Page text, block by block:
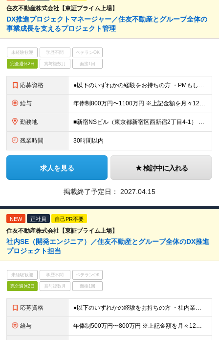
住友不動産株式会社【東証プライム上場】
DX推進プロジェクトマネージャー／住友不動産とグループ全体の
事業成⻑を⽀えるプロジェクト管理
未経験歓迎 学歴不問 ベテランOK
完全週休2日 賞与複数月 面接1回
応募資格 ●以下のいずれかの経験をお持ちの方 ・PMもしくはPLの経験 ・データベースを⽤いたシステムの設計、開発 ・基幹業務システムの設計、開発、運⽤経験 ≪開発環境≫ ●C#、VB.NET、ASP.NET
給与 年俸制800万円〜1100万円 ※上記金額を月々12分割支給 ※前職年収、経験、実績を幅広く考慮して決定します。 ※上記年俸には固定残業代（月額約40時間分／15万8千円～）が含まれます。残業がない場
勤務地 ■新宿NSビル（東京都新宿区西新宿2丁目4-1） ※(変更の範囲)当社の管轄する全ての事業所の範囲において、勤務地の変更を命ずることがあります（転居を伴うものを含む。ただし配属先のDX推進部は東京に
残業時間 30時間以内
求人を見る 検討中に入れる
掲載終了予定日： 2027.04.15
NEW 正社員 自己PR不要
住友不動産株式会社【東証プライム上場】
社内SE（開発エンジニア）／住友不動産とグループ全体のDX推進
プロジェクト担当
未経験歓迎 学歴不問 ベテランOK
完全週休2日 賞与複数月 面接1回
応募資格 ●以下のいずれかの経験をお持ちの方 ・社内業務システムの設計、開発、運⽤経験 ・C#、VB.NET、ASP.NET、Javaいずれかでのソフト開発経験 ・Oracle、SQLを使ったシステム開発、運⽤
給与 年俸制500万円〜800万円 ※上記金額を月々12分割支給 ※前職年収、経験、実績を幅広く考慮して決定します。 ※上記年俸には固定残業代（月額約40時間分／9万8,800円～）が含まれます。残業がない